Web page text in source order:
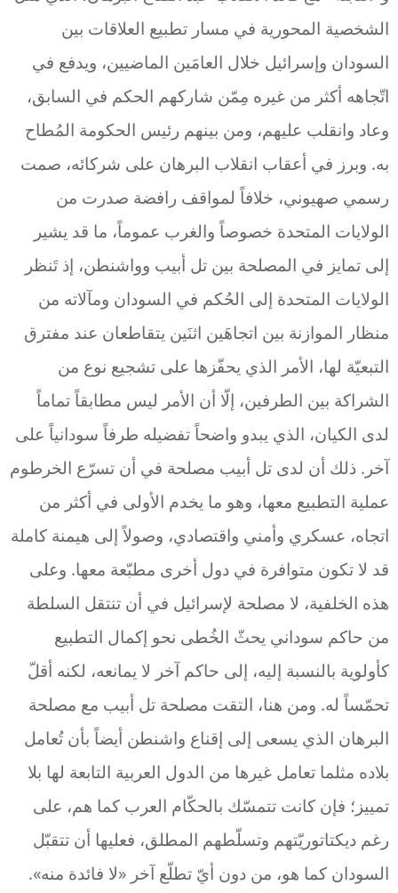
الشخصية المحورية في مسار تطبيع العلاقات بين
السودان وإسرائيل خلال العامَين الماضيين، ويدفع في
اتّجاهه أكثر من غيره مِمّن شاركهم الحكم في السابق،
وعاد وانقلب عليهم، ومن بينهم رئيس الحكومة المُطاح
به. وبرز في أعقاب انقلاب البرهان على شركائه، صمت
رسمي صهيوني، خلافاً لمواقف رافضة صدرت من
الولايات المتحدة خصوصاً والغرب عموماً، ما قد يشير
إلى تمايز في المصلحة بين تل أبيب وواشنطن، إذ تَنظر
الولايات المتحدة إلى الحُكم في السودان ومآلاته من
منظار الموازنة بين اتجاهَين اثنَين يتقاطعان عند مفترق
التبعيّة لها، الأمر الذي يحفّزها على تشجيع نوع من
الشراكة بين الطرفين، إلّا أن الأمر ليس مطابقاً تماماً
لدى الكيان، الذي يبدو واضحاً تفضيله طرفاً سودانياً على
آخر. ذلك أن لدى تل أبيب مصلحة في أن تسرّع الخرطوم
عملية التطبيع معها، وهو ما يخدم الأولى في أكثر من
اتجاه، عسكري وأمني واقتصادي، وصولاً إلى هيمنة كاملة
قد لا تكون متوافرة في دول أخرى مطبّعة معها. وعلى
هذه الخلفية، لا مصلحة لإسرائيل في أن تنتقل السلطة
من حاكم سوداني يحثّ الخُطى نحو إكمال التطبيع
كأولوية بالنسبة إليه، إلى حاكم آخر لا يمانعه، لكنه أقلّ
تحمّساً له. ومن هنا، التقت مصلحة تل أبيب مع مصلحة
البرهان الذي يسعى إلى إقناع واشنطن أيضاً بأن تُعامل
بلاده مثلما تعامل غيرها من الدول العربية التابعة لها بلا
تمييز؛ فإن كانت تتمسّك بالحكّام العرب كما هم، على
رغم ديكتاتوريّتهم وتسلّطهم المطلق، فعليها أن تتقبّل
السودان كما هو، من دون أيّ تطلّع آخر «لا فائدة منه».